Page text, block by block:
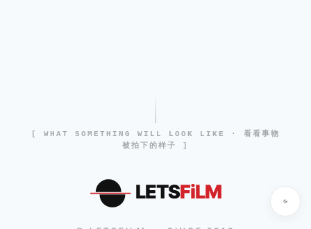
[ WHAT SOMETHING WILL LOOK LIKE · 看看事物
被拍下的样子 ]
LETSFiLM